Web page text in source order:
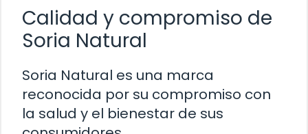
Calidad y compromiso de
Soria Natural
Soria Natural es una marca
reconocida por su compromiso con
la salud y el bienestar de sus